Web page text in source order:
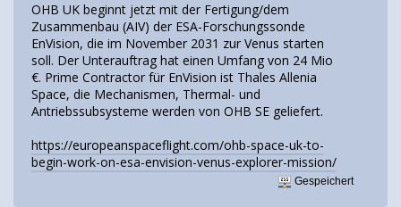
OHB UK beginnt jetzt mit der Fertigung/dem
Zusammenbau (AIV) der ESA-Forschungssonde
EnVision, die im November 2031 zur Venus starten
soll. Der Unterauftrag hat einen Umfang von 24 Mio
€. Prime Contractor für EnVision ist Thales Allenia
Space, die Mechanismen, Thermal- und
Antriebssubsysteme werden von OHB SE geliefert.
https://europeanspaceflight.com/ohb-space-uk-to-
begin-work-on-esa-envision-venus-explorer-mission/
Gespeichert